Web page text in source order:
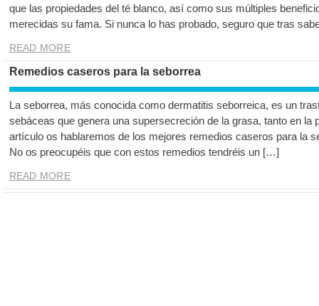
que las propiedades del té blanco, así como sus múltiples
merecidas su fama. Si nunca lo has probado, seguro que tras
READ MORE
Remedios caseros para la seborrea
La seborrea, más conocida como dermatitis seborreica, es un
sebáceas que genera una supersecreción de la grasa, tanto en la
artículo os hablaremos de los mejores remedios caseros para la
No os preocupéis que con estos remedios tendréis un […]
READ MORE